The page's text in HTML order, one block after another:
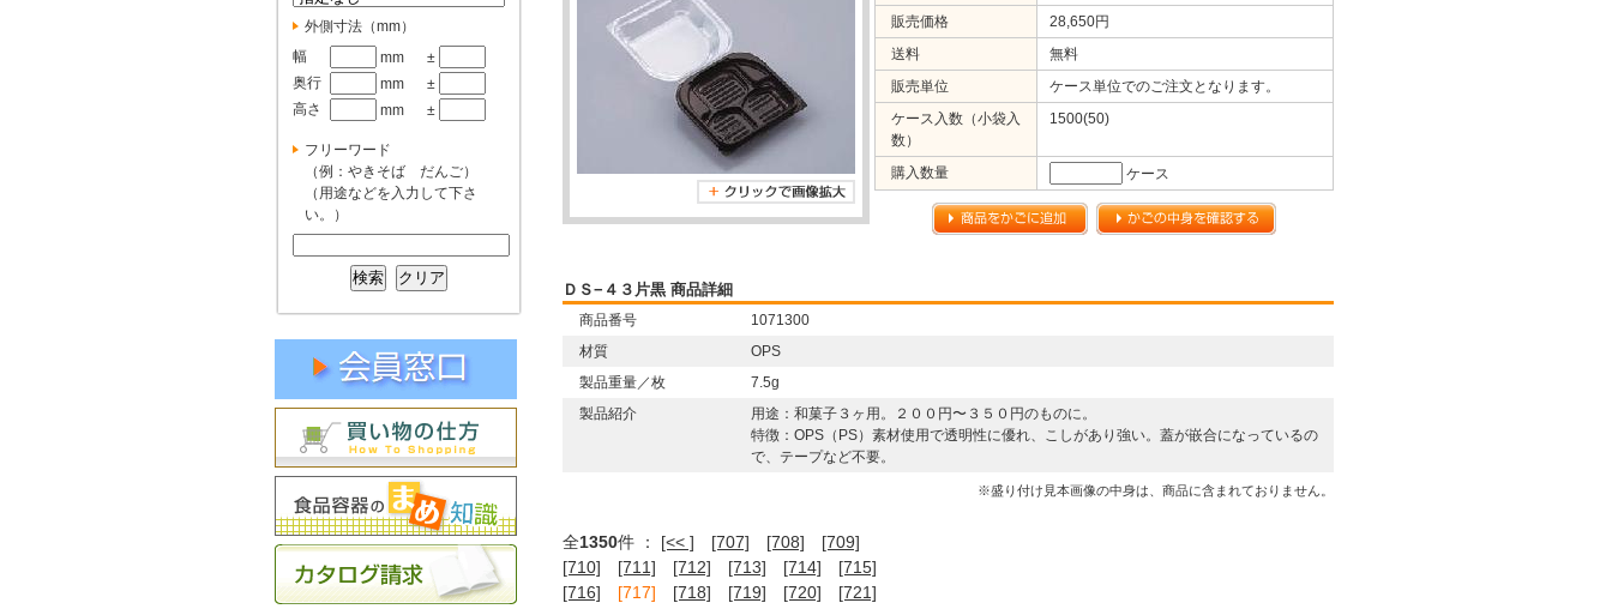
外側寸法（mm）
幅
mm
±
奥行
mm
±
高さ
mm ±
フリーワード
（例：やきそば だんご）
（用途などを入力して下さ
い。）
販売価格
28,650円
送料
無料
販売単位
ケース単位でのご注文となります。
ケース入数（小袋入
数）
1500(50)
購入数量 ケース
ＤＳ−４３片黒 商品詳細
商品番号
1071300
材質
OPS
製品重量／枚
7.5g
製品紹介
用途：和菓子３ヶ用。２００円〜３５０円のものに。
特徴：OPS（PS）素材使用で透明性に優れ、こしがあり強い。蓋が嵌合になっているの
で、テープなど不要。
※盛り付け見本画像の中身は、商品に含まれておりません。
全1350件 ： [<< ] [707] [708]
[709]
[710]
[711] [712] [713] [714]
[715]
[716]
[717] [718] [719] [720]
[721]